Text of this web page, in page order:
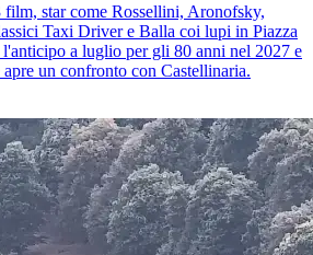
star come Rossellini, Aronofsky,
Taxi Driver e Balla coi lupi in Piazza
a luglio per gli 80 anni nel 2027 e
un confronto con Castellinaria.